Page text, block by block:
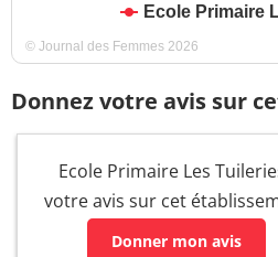
Ecole Primaire
© Journal des Femmes 2026
Donnez votre avis sur
Ecole Primaire Les
votre avis sur cet
Donner mon avis